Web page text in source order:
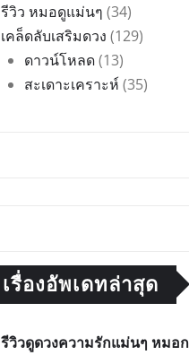
รีวิว หมอดูแม่นๆ (34)
เคล็ดลับเสริมดวง (129)
ดาวน์โหลด(13)
สะเดาะเคราะห์ (35)
เรื่องอัพเดทล่าสุด
รีวิวดูดวงความรักแม่นๆ หมอ